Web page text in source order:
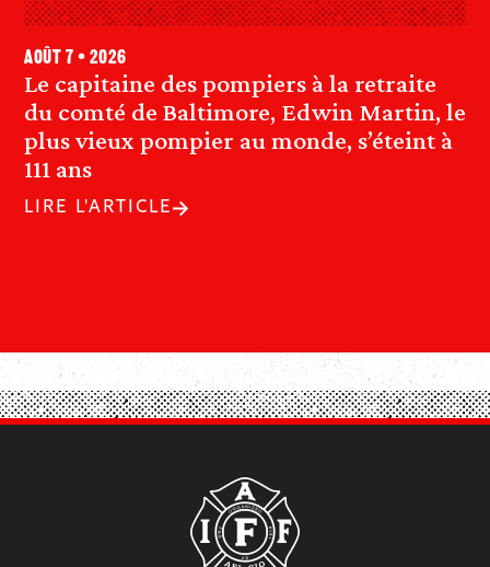
Le capitaine des pompiers à la retraite
du comté de Baltimore, Edwin Martin, le
plus vieux pompier au monde, s’éteint à
111 ans
août 7 • 2026
LIRE L'ARTICLE